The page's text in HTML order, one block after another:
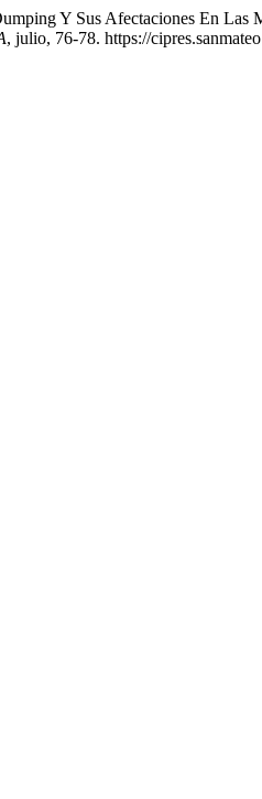
Y Sus Afectaciones En Las
, julio, 76-78. https://